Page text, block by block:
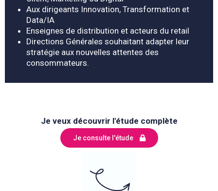
Aux dirigeants Innovation, Transformation et
Data/IA
Enseignes de distribution et acteurs du retail
Directions Générales souhaitant adapter leur
stratégie aux nouvelles attentes des
consommateurs.
Je veux découvrir l'étude complète
Je consulte l'étude